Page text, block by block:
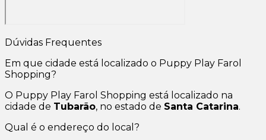
Dúvidas Frequentes
Em que cidade está localizado o Puppy Play Farol
Shopping?
O Puppy Play Farol Shopping está localizado na
cidade de Tubarão, no estado de Santa Catarina.
Qual é o endereço do local?